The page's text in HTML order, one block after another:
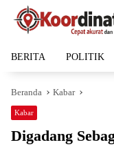
Langsung
BERITA POLITIK
Beranda Kabar
Kabar
Digadang